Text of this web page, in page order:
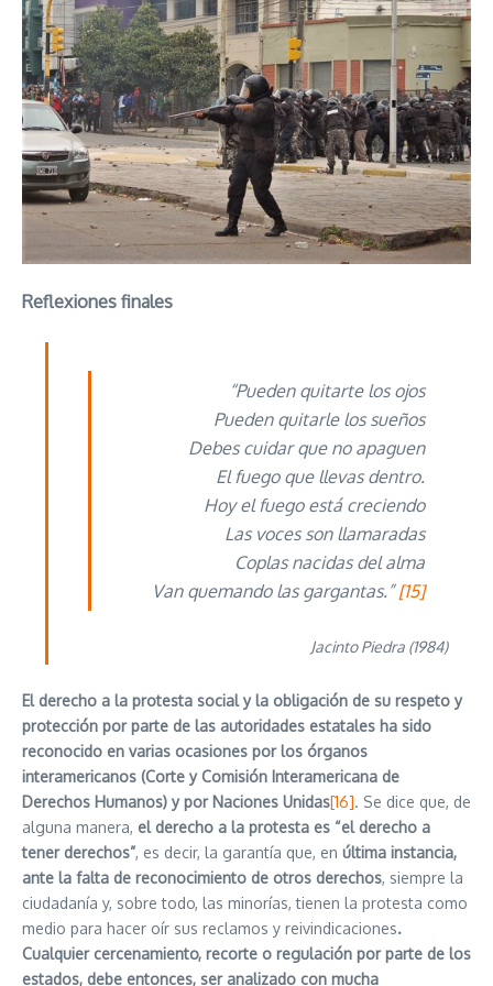
Reflexiones finales
“Pueden quitarte los ojos
Pueden quitarle los sueños
Debes cuidar que no apaguen
El fuego que llevas dentro.
Hoy el fuego está creciendo
Las voces son llamaradas
Coplas nacidas del alma
Van quemando las gargantas.” [15]
Jacinto Piedra (1984)
El derecho a la protesta social y la obligación de su respeto y
protección por parte de las autoridades estatales ha sido
reconocido en varias ocasiones por los órganos
interamericanos (Corte y Comisión Interamericana de
Derechos Humanos) y por Naciones Unidas[16]. Se dice que, de
alguna manera, el derecho a la protesta es “el derecho a
tener derechos”, es decir, la garantía que, en última instancia,
ante la falta de reconocimiento de otros derechos, siempre la
ciudadanía y, sobre todo, las minorías, tienen la protesta como
medio para hacer oír sus reclamos y reivindicaciones.
Cualquier cercenamiento, recorte o regulación por parte de los
estados, debe entonces, ser analizado con mucha